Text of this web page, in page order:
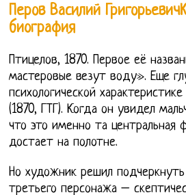
Перов Василий
биография
Птицелов, 1870. Первое её
мастеровые везут воду». Еще
психологической
(1870, ГТГ). Когда он увидел
что это именно та центральная
достает на полотне.
Но художник решил
третьего персонажа –